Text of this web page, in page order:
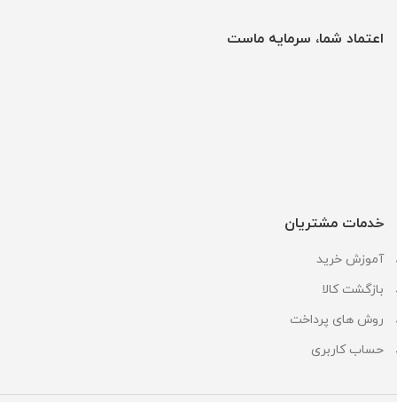
اعتماد شما، سرمایه ماست
خدمات مشتریان
آموزش خرید
بازگشت کالا
روش های پرداخت
حساب کاربری